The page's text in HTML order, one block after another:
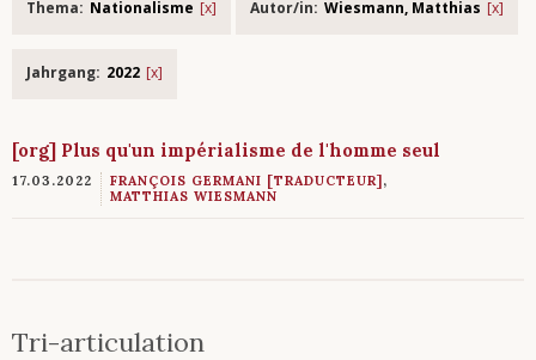
Thema: Nationalisme Autor/in: Wiesmann, Matthias
Jahrgang: 2022
[org] Plus qu'un impérialisme de l'homme seul
17.03.2022 FRANÇOIS GERMANI [TRADUCTEUR] ,
MATTHIAS WIESMANN
Tri-articulation